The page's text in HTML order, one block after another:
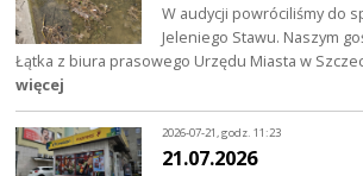
W audycji powróciliśmy do
Jeleniego Stawu. Naszym
Łątka z biura prasowego Urzędu Miasta w
więcej
2026-07-21, godz. 11:23
21.07.2026